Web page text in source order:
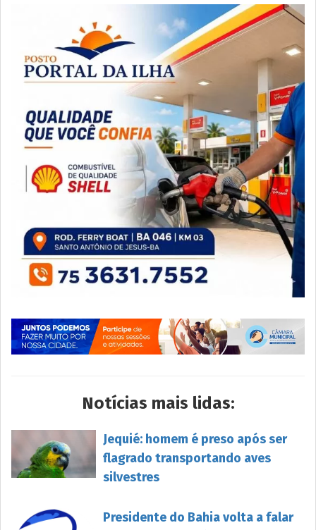
Notícias mais lidas:
Jequié: homem é preso após ser
flagrado transportando aves
silvestres
Presidente do Bahia volta a falar